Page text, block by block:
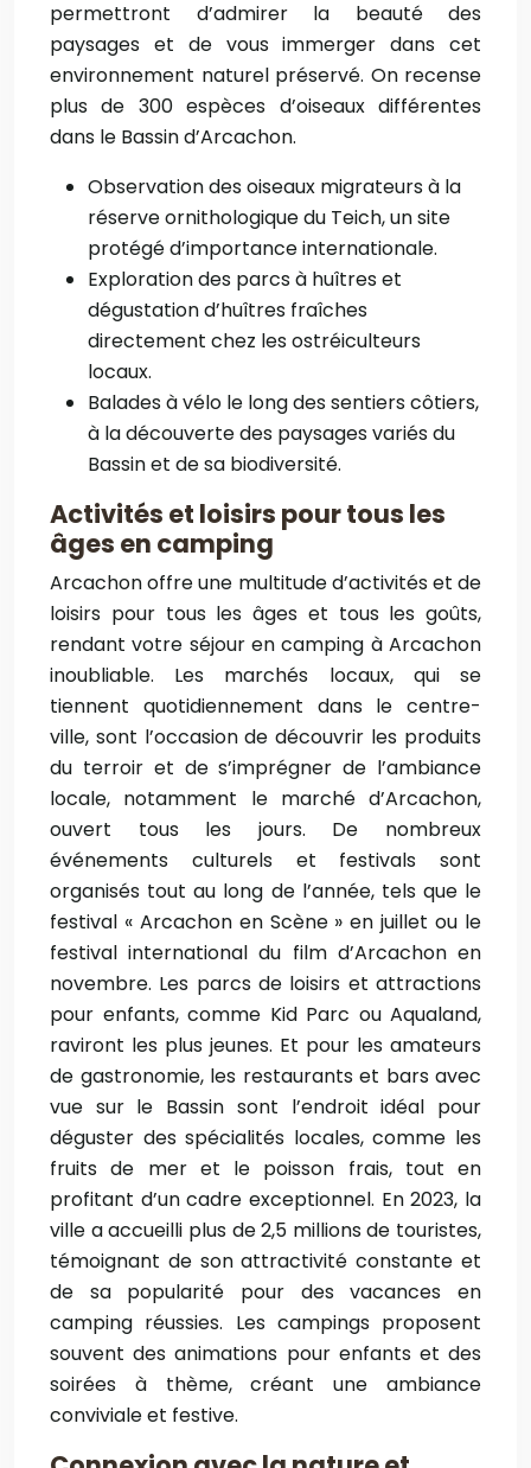
permettront d’admirer la beauté des
paysages et de vous immerger dans cet
environnement naturel préservé. On recense
plus de 300 espèces d’oiseaux différentes
dans le Bassin d’Arcachon.
Observation des oiseaux migrateurs à la
réserve ornithologique du Teich, un site
protégé d’importance internationale.
Exploration des parcs à huîtres et
dégustation d’huîtres fraîches
directement chez les ostréiculteurs
locaux.
Balades à vélo le long des sentiers côtiers,
à la découverte des paysages variés du
Bassin et de sa biodiversité.
Activités et loisirs pour tous les
âges en camping
Arcachon offre une multitude d’activités et de
loisirs pour tous les âges et tous les goûts,
rendant votre séjour en camping à Arcachon
inoubliable. Les marchés locaux, qui se
tiennent quotidiennement dans le centre-
ville, sont l’occasion de découvrir les produits
du terroir et de s’imprégner de l’ambiance
locale, notamment le marché d’Arcachon,
ouvert tous les jours. De nombreux
événements culturels et festivals sont
organisés tout au long de l’année, tels que le
festival « Arcachon en Scène » en juillet ou le
festival international du film d’Arcachon en
novembre. Les parcs de loisirs et attractions
pour enfants, comme Kid Parc ou Aqualand,
raviront les plus jeunes. Et pour les amateurs
de gastronomie, les restaurants et bars avec
vue sur le Bassin sont l’endroit idéal pour
déguster des spécialités locales, comme les
fruits de mer et le poisson frais, tout en
profitant d’un cadre exceptionnel. En 2023, la
ville a accueilli plus de 2,5 millions de touristes,
témoignant de son attractivité constante et
de sa popularité pour des vacances en
camping réussies. Les campings proposent
souvent des animations pour enfants et des
soirées à thème, créant une ambiance
conviviale et festive.